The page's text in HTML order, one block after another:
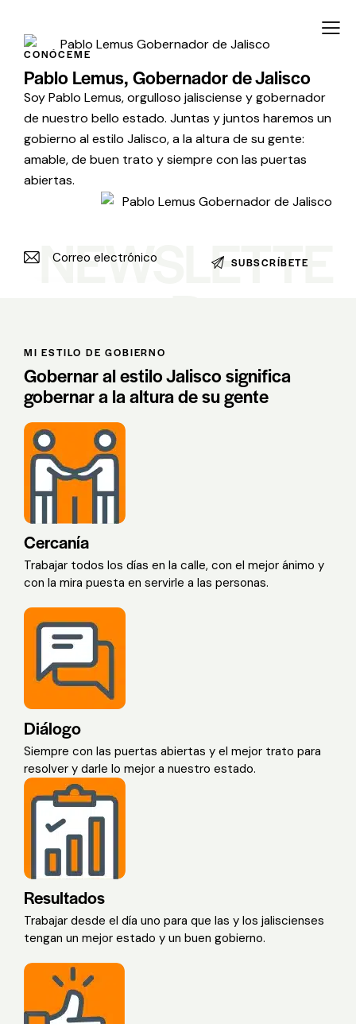
CONÓCEME
Pablo Lemus, Gobernador de Jalisco
Soy Pablo Lemus, orgulloso jalisciense y gobernador
de nuestro bello estado. Juntas y juntos haremos un
gobierno al estilo Jalisco, a la altura de su gente:
amable, de buen trato y siempre con las puertas
abiertas.
NEWSLETTE
MI ESTILO DE GOBIERNO
Gobernar al estilo Jalisco significa
gobernar a la altura de su gente
Cercanía
Trabajar todos los días en la calle, con el mejor ánimo y
con la mira puesta en servirle a las personas.
Diálogo
Siempre con las puertas abiertas y el mejor trato para
resolver y darle lo mejor a nuestro estado.
Resultados
Trabajar desde el día uno para que las y los jaliscienses
tengan un mejor estado y un buen gobierno.